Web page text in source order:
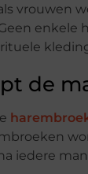
vrouwen
enkele
de
iedere